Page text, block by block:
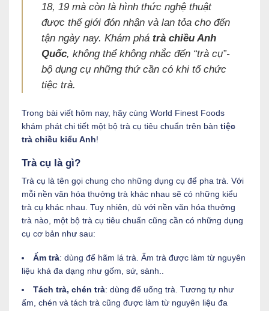
18, 19 mà còn là hình thức nghệ thuật
được thế giới đón nhận và lan tỏa cho đến
tận ngày nay. Khám phátrà chiều Anh
Quốc, không thể không nhắc đến “trà cụ”-
bộ dụng cụ những thứ cần có khi tổ chức
tiệc trà.
Trong bài viết hôm nay, hãy cùng World Finest Foods
khám phát chi tiết một bộ trà cụ tiêu chuẩn trên bàn tiệc
trà chiều kiểu Anh!
Trà cụ là gì?
Trà cụ là tên gọi chung cho những dụng cụ để pha trà. Với
mỗi nền văn hóa thưởng trà khác nhau sẽ có những kiểu
trà cụ khác nhau. Tuy nhiên, dù với nền văn hóa thưởng
trà nào, một bộ trà cụ tiêu chuẩn cũng cần có những dụng
cụ cơ bản như sau:
Ấm trà: dùng để hãm lá trà. Ấm trà được làm từ nguyên
liệu khá đa dạng như gốm, sứ, sành..
Tách trà, chén trà: dùng để uống trà. Tương tự như
ấm, chén và tách trà cũng được làm từ nguyên liệu đa